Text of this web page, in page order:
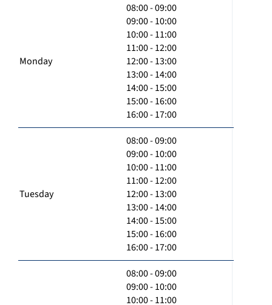
Monday
08:00 - 09:00
09:00 - 10:00
10:00 - 11:00
11:00 - 12:00
12:00 - 13:00
13:00 - 14:00
14:00 - 15:00
15:00 - 16:00
16:00 - 17:00
Tuesday
08:00 - 09:00
09:00 - 10:00
10:00 - 11:00
11:00 - 12:00
12:00 - 13:00
13:00 - 14:00
14:00 - 15:00
15:00 - 16:00
16:00 - 17:00
08:00 - 09:00
09:00 - 10:00
10:00 - 11:00